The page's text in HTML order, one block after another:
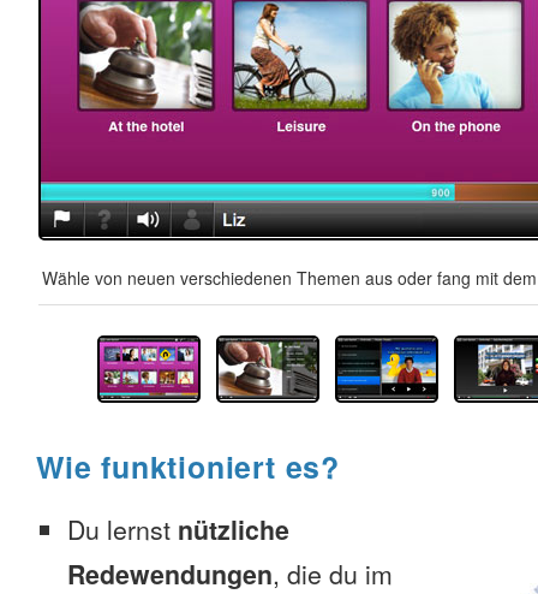
Wähle von neuen verschiedenen Themen aus oder fang mit
Wie funktioniert es?
Du lernst nützliche
Redewendungen, die du im